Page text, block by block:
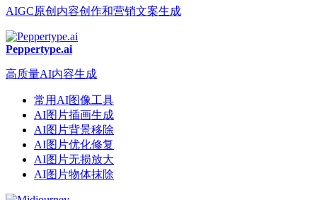
AIGC原创内容创作和营销文案生成
Peppertype.ai
高质量AI内容生成
常用AI图像工具
AI图片插画生成
AI图片背景移除
AI图片优化修复
AI图片无损放大
AI图片物体抹除